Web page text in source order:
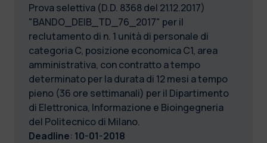
Prova selettiva (D.D. 8368 del 21.12.2017)
"BANDO_DEIB_TD_76_2017" per il
reclutamento di n. 1 unità di personale di
categoria C, posizione economica C1, area
amministrativa, con contratto a tempo
determinato per la durata di 12 mesi a tempo
pieno (36 ore settimanali) per il Dipartimento
di Elettronica, Informazione e Bioingegneria
del Politecnico di Milano.
Deadline: 10-01-2018